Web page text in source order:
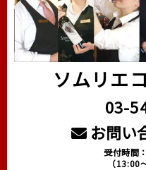
ソムリエ
03-
お問い
受付時間
（13:00